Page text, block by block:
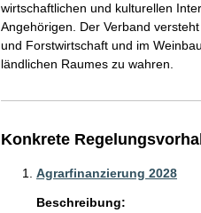
wirtschaftlichen und kulturellen
Angehörigen. Der Verband
und Forstwirtschaft und im
ländlichen Raumes zu wahren.
Konkrete
Agrarfinanzierung 2028
Beschreibung: